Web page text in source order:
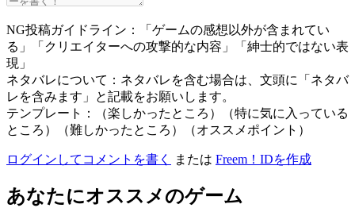
NG投稿ガイドライン：「ゲームの感想以外が含まれてい
る」「クリエイターへの攻撃的な内容」「紳士的ではない表
現」
ネタバレについて：ネタバレを含む場合は、文頭に「ネタバ
レを含みます」と記載をお願いします。
テンプレート：（楽しかったところ）（特に気に入っている
ところ）（難しかったところ）（オススメポイント）
ログインしてコメントを書く または Freem！IDを作成
あなたにオススメのゲーム